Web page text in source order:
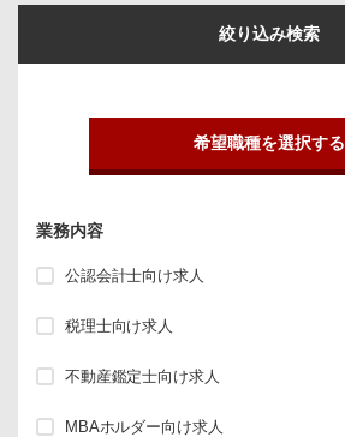
絞り込み検索
希望職種を選択する
業務内容
公認会計士向け求人
税理士向け求人
不動産鑑定士向け求人
MBAホルダー向け求人